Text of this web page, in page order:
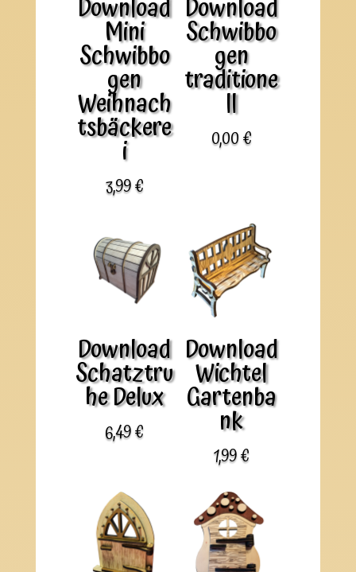
Download
Mini
Schwibbo
gen
Weihnach
tsbäckere
i
3,99€
Download
Schwibbo
gen
traditione
ll
0,00€
Download
Schatztru
he Delux
6,49€
Download
Wichtel
Gartenba
nk
1,99€